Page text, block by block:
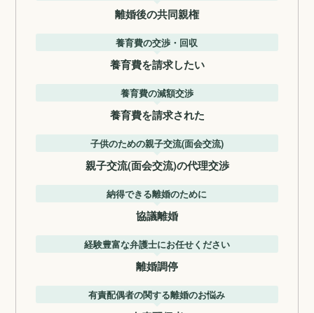
離婚後の共同親権
養育費の交渉・回収
養育費を請求したい
養育費の減額交渉
養育費を請求された
子供のための親子交流(面会交流)
親子交流(面会交流)の代理交渉
納得できる離婚のために
協議離婚
経験豊富な弁護士にお任せください
離婚調停
有責配偶者の関する離婚のお悩み